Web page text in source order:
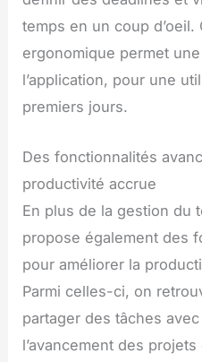
temps en un coup d’oeil.
ergonomique permet
l’application, pour une
premiers jours.
Des fonctionnalités
productivité accrue
En plus de la gestion du
propose également des
pour améliorer la
Parmi celles-ci, on
partager des tâches
l’avancement des